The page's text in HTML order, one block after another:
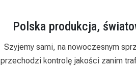
Polska produkcja,
Szyjemy sami, na nowoczesnym
przechodzi kontrolę jakości zanim